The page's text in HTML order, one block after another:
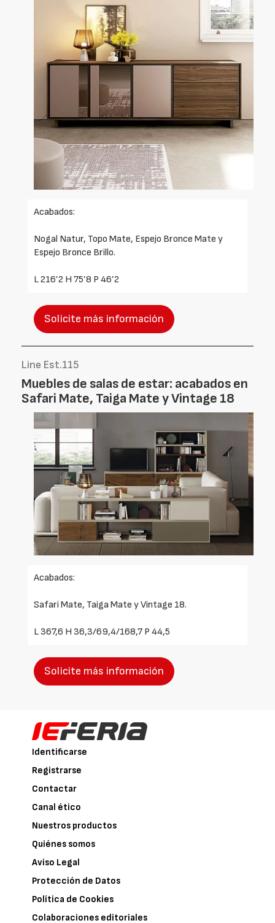
Acabados:
Nogal Natur, Topo Mate, Espejo Bronce Mate y
Espejo Bronce Brillo.
L 216’2 H 75’8 P 46’2
Solicite más información
Line Est.115
Muebles de salas de estar: acabados en
Safari Mate, Taiga Mate y Vintage 18
Acabados:
Safari Mate, Taiga Mate y Vintage 18.
L 367,6 H 36,3/69,4/168,7 P 44,5
Solicite más información
Identificarse
Registrarse
Contactar
Canal ético
Nuestros productos
Quiénes somos
Aviso Legal
Protección de Datos
Política de Cookies
Colaboraciones editoriales